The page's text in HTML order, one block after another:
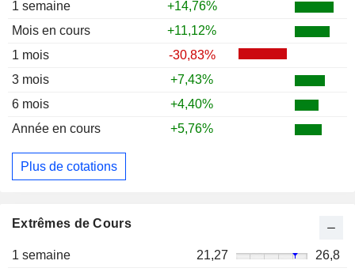
1 semaine
+14,76%
Mois en cours
+11,12%
1 mois
-30,83%
3 mois
+7,43%
6 mois
+4,40%
Année en cours
+5,76%
Plus de cotations
Extrêmes de Cours
1 semaine 21,27
26,8